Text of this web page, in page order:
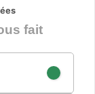
fait